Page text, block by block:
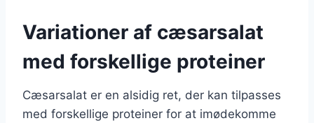
Variationer af cæsarsalat
med forskellige proteiner
Cæsarsalat er en alsidig ret, der kan tilpasses
med forskellige proteiner for at imødekomme